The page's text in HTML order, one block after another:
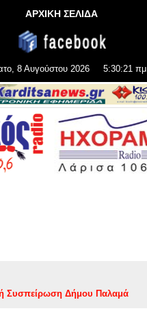
ΑΡΧΙΚΗ ΣΕΛΙΔΑ
8 Αυγούστου 2026 5:30:22 πμ
Συσπείρωση Δήμου Παλαμά